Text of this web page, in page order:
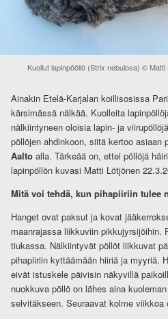
Kuollut lapinpööllö (Strix nebulosa) © Matti
Ainakin Etelä-Karjalan koillisosissa
kärsimässä nälkää. Kuolleita
nälkiintyneen oloisia lapin- ja
pöllöjen ahdinkoon, siitä kertoo asiaan
Aaltoalla. Tärkeää on, ettei pöllöjä
lapinpöllön kuvasi Matti Lötjönen
Mitä voi tehdä, kun pihapiiriin tulee
Hanget ovat paksut ja kovat
maanrajassa liikkuviin pikkujyrsijöihin.
tiukassa. Nälkiintyvät pöllöt liikkuvat
pihapiiriin kyttäämään hiiriä ja myyriä.
eivät istuskele päivisin näkyvillä
nuokkuva pöllö on lähes aina
selvitäkseen. Seuraavat kolme